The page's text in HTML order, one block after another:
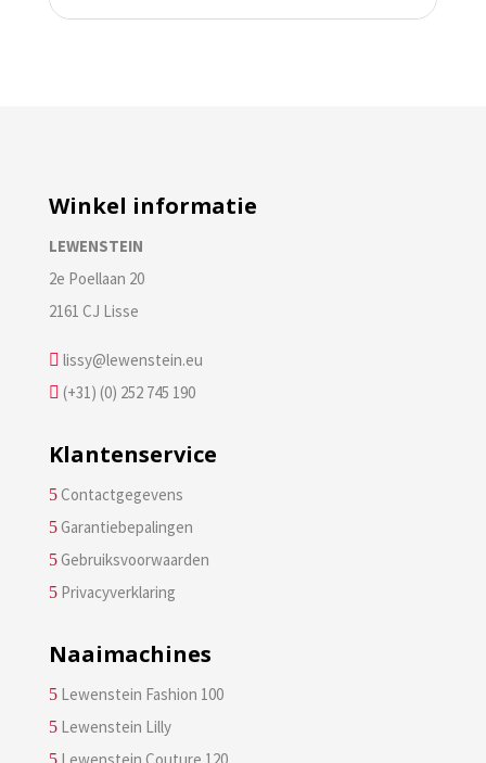
Winkel informatie
LEWENSTEIN
2e Poellaan 20
2161 CJ Lisse
 lissy@lewenstein.eu
 (+31) (0) 252 745 190
Klantenservice
5Contactgegevens
5Garantiebepalingen
5Gebruiksvoorwaarden
5 Privacyverklaring
Naaimachines
5 Lewenstein Fashion 100
5 Lewenstein Lilly
5